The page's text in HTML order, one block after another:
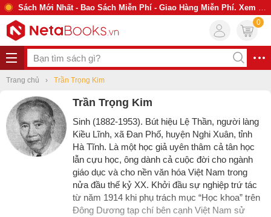
Sách Mới Nhất - Bao Sách Miễn Phí - Giao Hàng Miễn Phí. Xem Ngay
0
Trang chủ Trần Trọng Kim
Trần Trọng Kim
Sinh (1882-1953). Bút hiệu Lệ Thần, người làng
Kiều Lĩnh, xã Đan Phố, huyện Nghi Xuân, tỉnh
Hà Tĩnh. Là một học giả uyên thâm cả tân học
lẫn cựu học, ông dành cả cuộc đời cho ngành
giáo dục và cho nền văn hóa Việt Nam trong
nửa đầu thế kỷ XX. Khởi đầu sự nghiệp trứ tác
từ năm 1914 khi phụ trách mục “Học khoa” trên
Đông Dương tạp chí bên cạnh Việt Nam sử